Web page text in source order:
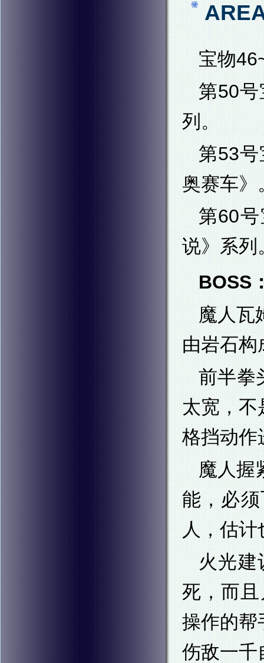
宝物
第50
列。
第53
奥赛车》
第60
说》系列
BOSS
魔人瓦
由岩石构
前半拳
太宽，不
格挡动作
魔人握
能，必
人，估计
火光建
死，而
操作的帮
伤敌一千